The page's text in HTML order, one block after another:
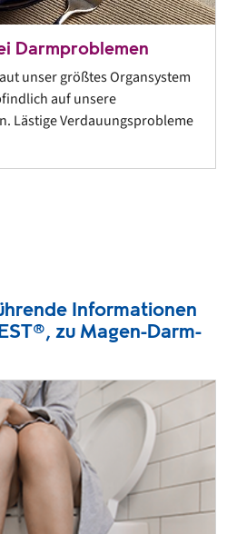
Darmproblemen
unser größtes Organsystem
auf unsere
Lästige Verdauungsprobleme
Informationen
zu Magen-Darm-